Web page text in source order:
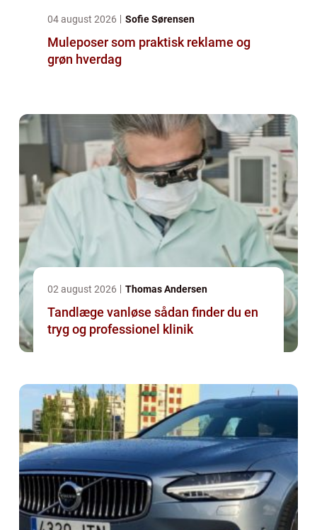
04 august 2026 Sofie Sørensen
Muleposer som praktisk reklame og
grøn hverdag
02 august 2026 Thomas Andersen
Tandlæge vanløse sådan finder du en
tryg og professionel klinik